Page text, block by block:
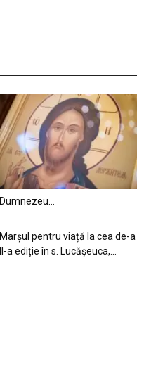
Dumnezeu…
Marșul pentru viață la cea de-a
II-a ediție în s. Lucășeuca,...